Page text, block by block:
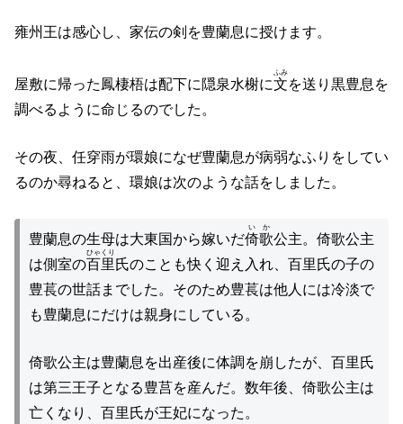
雍州王は感心し、家伝の剣を豊蘭息に授けます。
屋敷に帰った鳳棲梧は配下に隠泉水榭に文
ふみ
を送り黒豊息を
調べるように命じるのでした。
その夜、任穿雨が環娘になぜ豊蘭息が病弱なふりをしてい
るのか尋ねると、環娘は次のような話をしました。
豊蘭息の生母は大東国から嫁いだ倚歌
いか
公主。倚歌公主
は側室の百里
ひゃくり
氏のことも快く迎え入れ、百里氏の子の
豊萇の世話までした。そのため豊萇は他人には冷淡で
も豊蘭息にだけは親身にしている。
倚歌公主は豊蘭息を出産後に体調を崩したが、百里氏
は第三王子となる豊莒を産んだ。数年後、倚歌公主は
亡くなり、百里氏が王妃になった。